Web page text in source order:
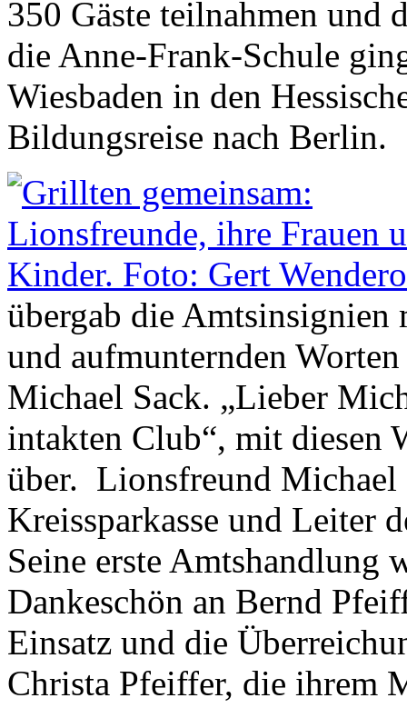
350 Gäste teilnahmen und
die Anne-Frank-Schule
Wiesbaden in den
Bildungsreise nach Berlin.
übergab die
und aufmunternden
Michael Sack. „Lieber
intakten Club“, mit diesen
über. Lionsfreund Michael
Kreissparkasse und Leiter
Seine erste Amtshandlung
Dankeschön an Bernd
Einsatz und die
Christa Pfeiffer, die ihrem